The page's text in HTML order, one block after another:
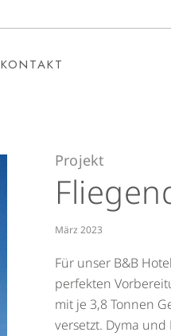
KONTAKT
Projekt
März 2023
Für unser B&B
perfekten
mit je 3,8 Tonnen
versetzt. Dyma